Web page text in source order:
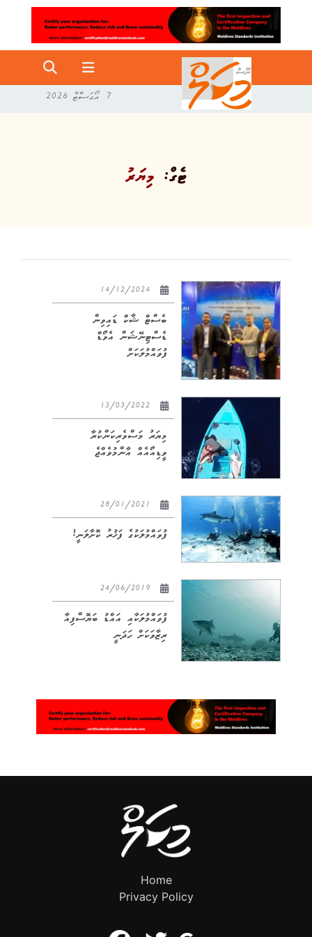
7 އޯގަސްޓް 2026
ޓެގް: މިޔަރު
ބެސްޓް ޝާކް ޑައިވިން
ޑެސްޓިނޭޝަން އެވޯޑް
ފުވައްމުލަކަށް
މިޔަރު މަސްވެރިކަންކުރާ
ވީޑިއޯއެއް އާންމުވެއްޖެ
ފުވައްމުލަކުގެ ފަޚުރު ކޮށާލަނީ!
ފުވައްމުލަކާއި އައްޑު ބަޔޮސްފިއާ
ރިޒާވަކަށް ހަދަނީ
Home
Privacy Policy